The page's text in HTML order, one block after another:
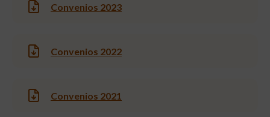
Convenios 2023
Convenios 2022
Convenios 2021